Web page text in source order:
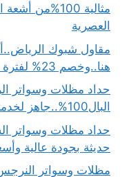
العصرية
مقاول شبوك
هنا..وخصم 23% لفترة محدودة
حداد مظلات وسواتر
البال100%..جاهز لخدمتك24ساعة اتصل الان
حداد مظلات وسواتر
حديثة بجودة عالية
مظلات وسواتر